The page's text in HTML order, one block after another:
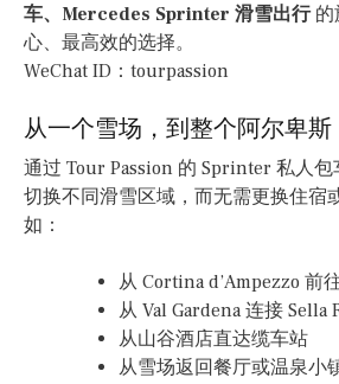
车、Mercedes Sprinter 滑雪出行的
心、最高效的选择。
WeChat ID：tourpassion
从一个雪场，到整个阿尔卑斯
通过 Tour Passion 的 Sprinter 私人
切换不同滑雪区域，而无需更换住宿
如：
从 Cortina d’Ampezzo 前
从 Val Gardena 连接 Sella
从山谷酒店直达缆车站
从雪场返回餐厅或温泉小